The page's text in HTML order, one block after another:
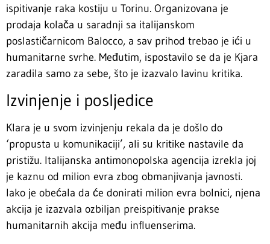
ispitivanje raka kostiju u Torinu. Organizovana je
prodaja kolača u saradnji sa italijanskom
poslastičarnicom Balocco, a sav prihod trebao je ići u
humanitarne svrhe. Međutim, ispostavilo se da je Kjara
zaradila samo za sebe, što je izazvalo lavinu kritika.
Izvinjenje i posljedice
Klara je u svom izvinjenju rekala da je došlo do
‘propusta u komunikaciji’, ali su kritike nastavile da
pristižu. Italijanska antimonopolska agencija izrekla joj
je kaznu od milion evra zbog obmanjivanja javnosti.
Iako je obećala da će donirati milion evra bolnici, njena
akcija je izazvala ozbiljan preispitivanje prakse
humanitarnih akcija među influenserima.